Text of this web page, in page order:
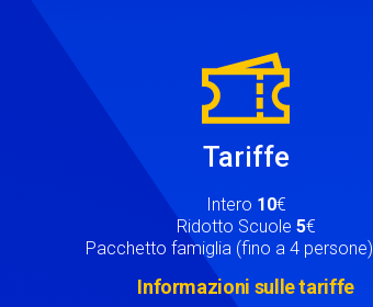
Tariffe
Intero 10€
Ridotto Scuole 5€
Pacchetto famiglia (fino a 4 persone)
Informazioni sulle tariffe